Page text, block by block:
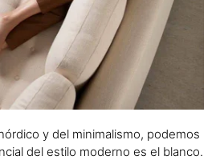
y del minimalismo, podemos
del estilo moderno es el blanco.